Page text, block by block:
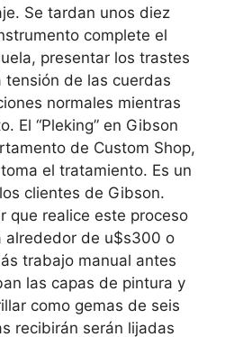
Se tardan unos diez
complete el
presentar los trastes
tensión de las cuerdas
normales mientras
El “Pleking” en Gibson
de Custom Shop,
el tratamiento. Es un
clientes de Gibson.
que realice este proceso
alrededor de u$s300 o
trabajo manual antes
las capas de pintura y
como gemas de seis
recibirán serán lijadas